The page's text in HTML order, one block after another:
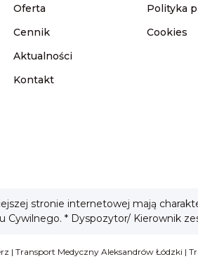
Oferta
Cennik
Aktualności
Kontakt
Polityka
Cookies
stronie internetowej mają
Cywilnego. * Dyspozytor/ Kierownik
| Transport Medyczny Aleksandrów Łódzki |